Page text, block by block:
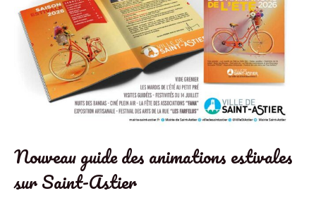
Nouveau guide des animations estivales
sur Saint-Astier